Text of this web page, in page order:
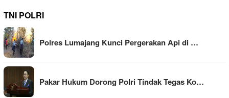
TNI POLRI
Polres Lumajang Kunci Pergerakan Api di …
Pakar Hukum Dorong Polri Tindak Tegas Ko…